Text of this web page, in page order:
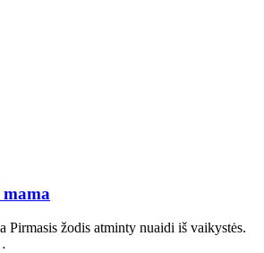
Pirmasis žodis atminty nuaidi iš vaikystės.